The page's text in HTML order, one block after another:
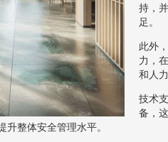
持，
足。
此外
力，
和人
技术
备，
整体安全管理水平。